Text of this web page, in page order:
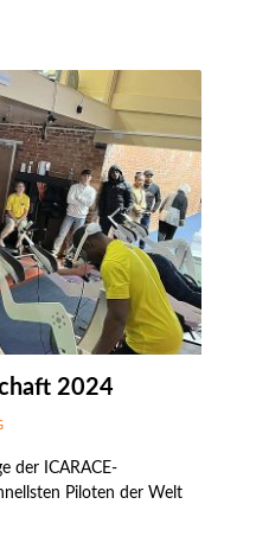
2024
der ICARACE-
Piloten der Welt